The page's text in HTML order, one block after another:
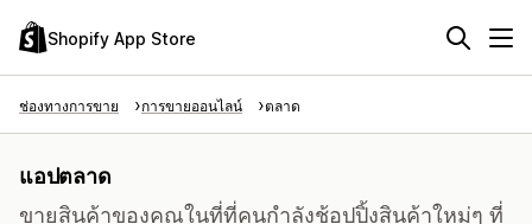
Shopify App Store
ช่องทางการขาย การขายออนไลน์ ตลาด
แอปตลาด
ขายสินค้าของคุณในที่ที่คนกำลังช้อปปิ้งสินค้าใหม่ๆ ที่